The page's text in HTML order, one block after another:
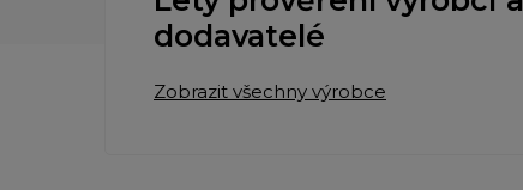
dodavatelé
Zobrazit všechny výrobce